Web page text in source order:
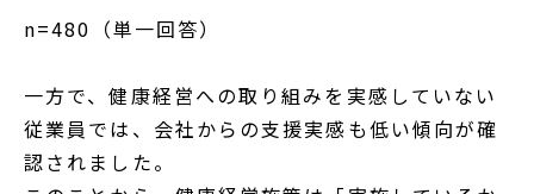
n=480（単一回答）
一方で、健康経営への取り組みを実感していない
従業員では、会社からの支援実感も低い傾向が確
認されました。